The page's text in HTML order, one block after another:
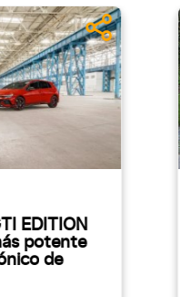
EDITION
potente
de